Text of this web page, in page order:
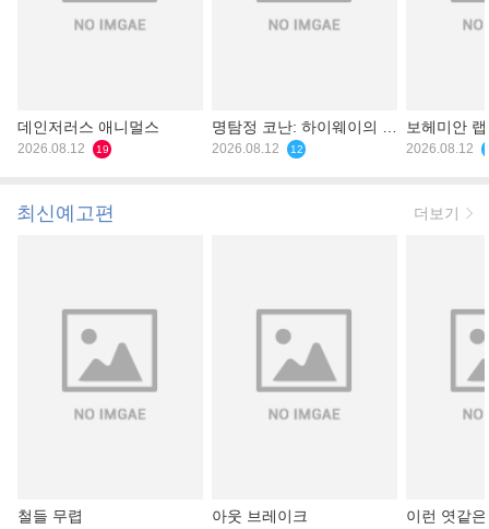
데인저러스 애니멀스
2026.08.12 19
명탐정 코난: 하이웨이의 타
천사
2026.08.12 12
보헤미안
2026.08.12
최신예고편 더보기
철들 무렵 아웃 브레이크 이런 엿같